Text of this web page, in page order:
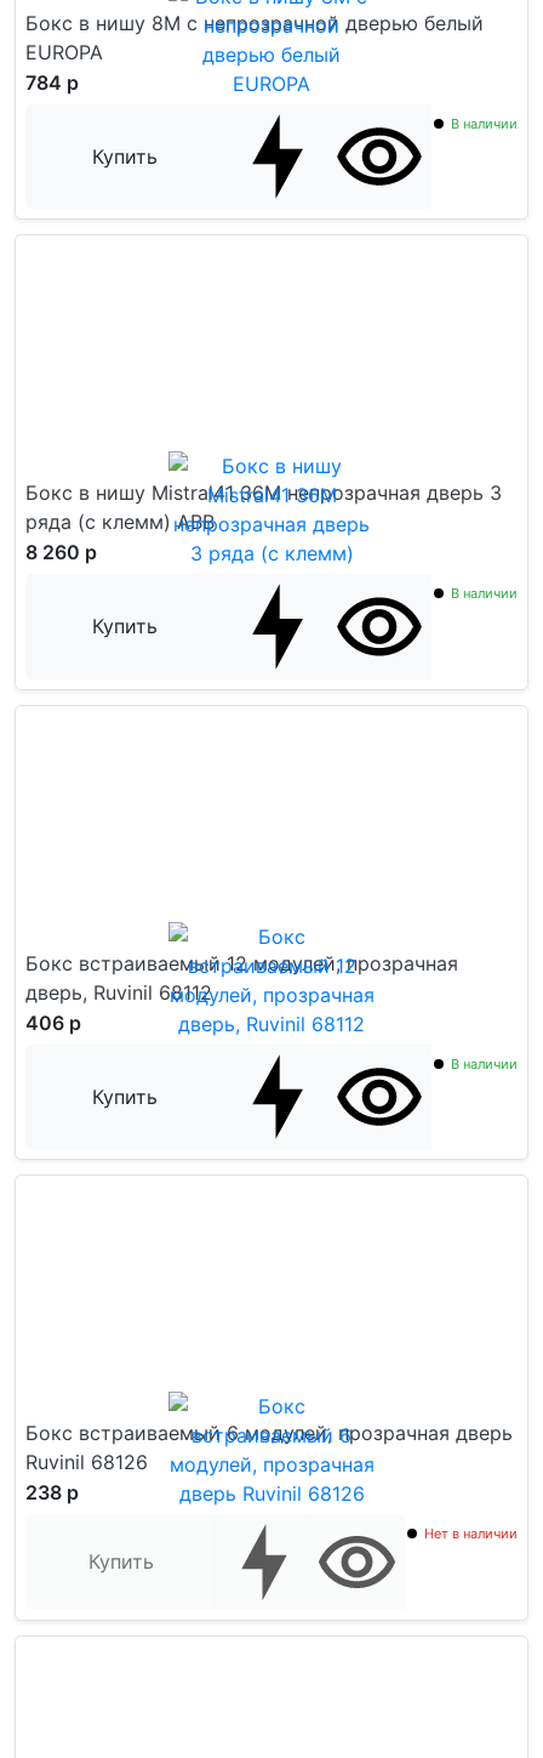
Бокс в нишу 8М с непрозрачной дверью белый
EUROPA
784 р
Купить
В наличии
Бокс в нишу Mistral41 36М непрозрачная дверь 3
ряда (c клемм) ABB
8 260 р
Купить
В наличии
Бокс встраиваемый 12 модулей, прозрачная
дверь, Ruvinil 68112
406 р
Купить
В наличии
Бокс встраиваемый 6 модулей, прозрачная дверь
Ruvinil 68126
238 р
Купить
Нет в наличии